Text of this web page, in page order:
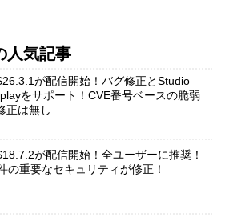
人気記事
が配信開始！バグ修正とStudio
をサポート！CVE番号ベースの脆弱
正は無し
が配信開始！全ユーザーに推奨！
の重要なセキュリティが修正！